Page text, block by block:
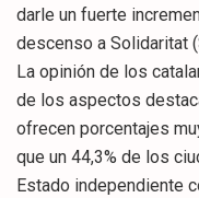
darle un fuerte
descenso a Solidaritat
La opinión de los
de los aspectos
ofrecen porcentajes
que un 44,3% de los
Estado independiente